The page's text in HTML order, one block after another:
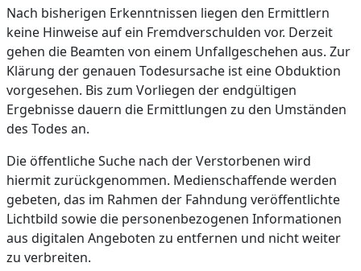
Nach bisherigen Erkenntnissen liegen den Ermittlern
keine Hinweise auf ein Fremdverschulden vor. Derzeit
gehen die Beamten von einem Unfallgeschehen aus. Zur
Klärung der genauen Todesursache ist eine Obduktion
vorgesehen. Bis zum Vorliegen der endgültigen
Ergebnisse dauern die Ermittlungen zu den Umständen
des Todes an.
Die öffentliche Suche nach der Verstorbenen wird
hiermit zurückgenommen. Medienschaffende werden
gebeten, das im Rahmen der Fahndung veröffentlichte
Lichtbild sowie die personenbezogenen Informationen
aus digitalen Angeboten zu entfernen und nicht weiter
zu verbreiten.